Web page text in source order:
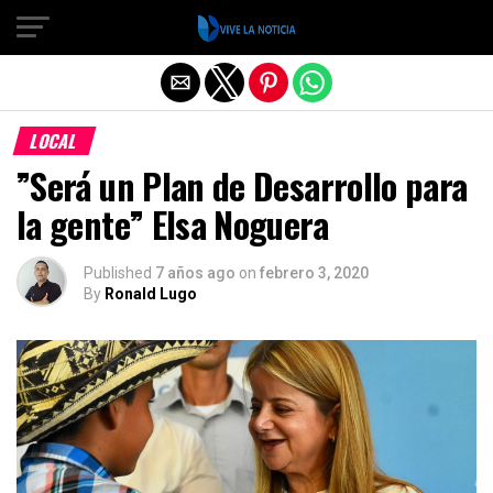
LOCAL
”Será un Plan de Desarrollo para
la gente” Elsa Noguera
Published 7 años ago on febrero 3, 2020
By Ronald Lugo
Salir de la versión móvil